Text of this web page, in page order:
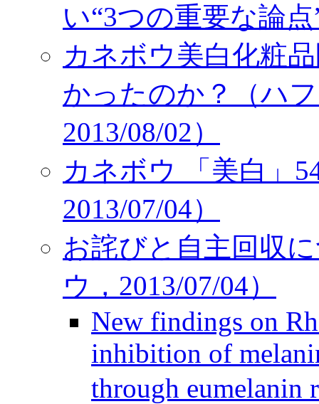
い“3つの重要な論
カネボウ美白化粧
かったのか？（ハ
2013/08/02）
カネボウ 「美白」
2013/07/04）
お詫びと自主回収
ウ，2013/07/04）
New findings on
inhibition of
through eumelanin